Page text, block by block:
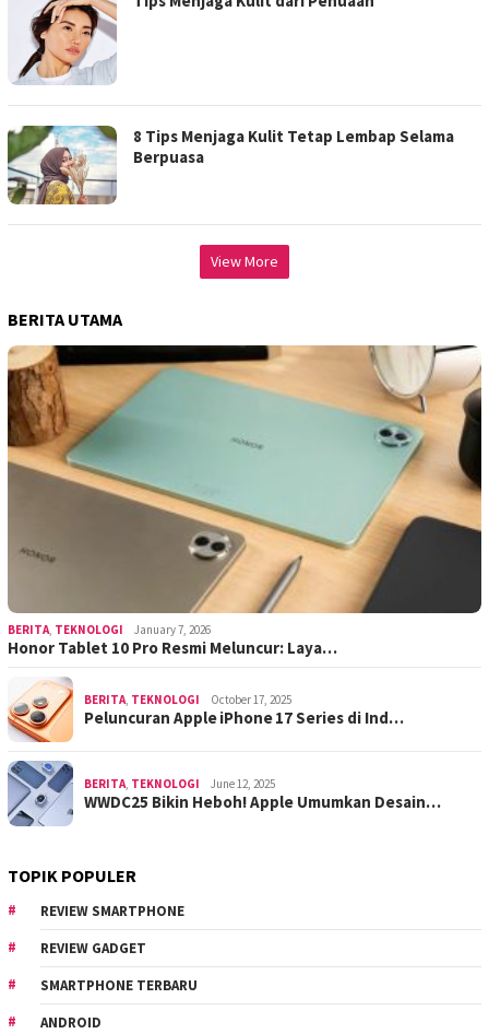
8 Tips Menjaga Kulit Tetap Lembap Selama
Berpuasa
View More
BERITA UTAMA
BERITA, TEKNOLOGI January 7, 2026
Honor Tablet 10 Pro Resmi Meluncur: Laya…
BERITA, TEKNOLOGI October 17, 2025
Peluncuran Apple iPhone 17 Series di Ind…
BERITA, TEKNOLOGI June 12, 2025
WWDC25 Bikin Heboh! Apple Umumkan Desain…
TOPIK POPULER
REVIEW SMARTPHONE
REVIEW GADGET
SMARTPHONE TERBARU
ANDROID